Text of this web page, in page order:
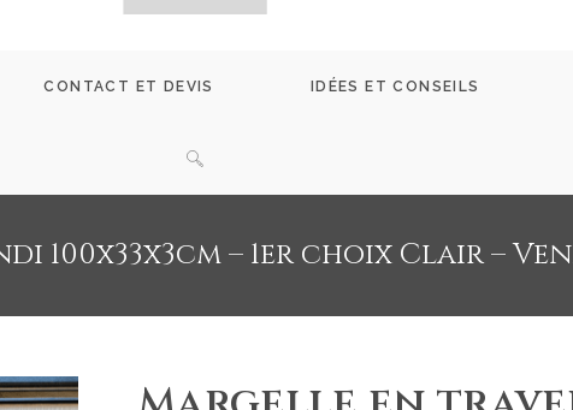
CONTACT ET DEVIS IDÉES ET CONSEILS
– 1er choix Clair –